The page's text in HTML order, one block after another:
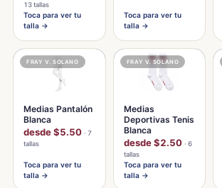
13 tallas
Toca para ver tu
talla →
Toca para ver tu
talla →
FRAY V. SOLANO
Medias Pantalón
Blanca
desde $5.50 · 7
tallas
Toca para ver tu
talla →
FRAY V. SOLANO
Medias
Deportivas Tenis
Blanca
desde $2.50 · 6
tallas
Toca para ver tu
talla →